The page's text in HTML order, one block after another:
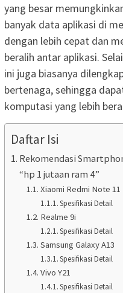
yang besar
banyak data aplikasi di
dengan lebih cepat dan
beralih antar aplikasi.
ini juga biasanya
bertenaga, sehingga
komputasi yang lebih
Daftar Isi
Rekomendasi
“hp 1 jutaan ram 4”
Xiaomi Redmi Note 11
Spesifikasi Detail
Realme 9i
Spesifikasi Detail
Samsung Galaxy A13
Spesifikasi Detail
Vivo Y21
Spesifikasi Detail